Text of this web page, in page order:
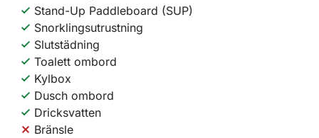
Stand-Up Paddleboard (SUP)
Snorklingsutrustning
Slutstädning
Toalett ombord
Kylbox
Dusch ombord
Dricksvatten
Bränsle